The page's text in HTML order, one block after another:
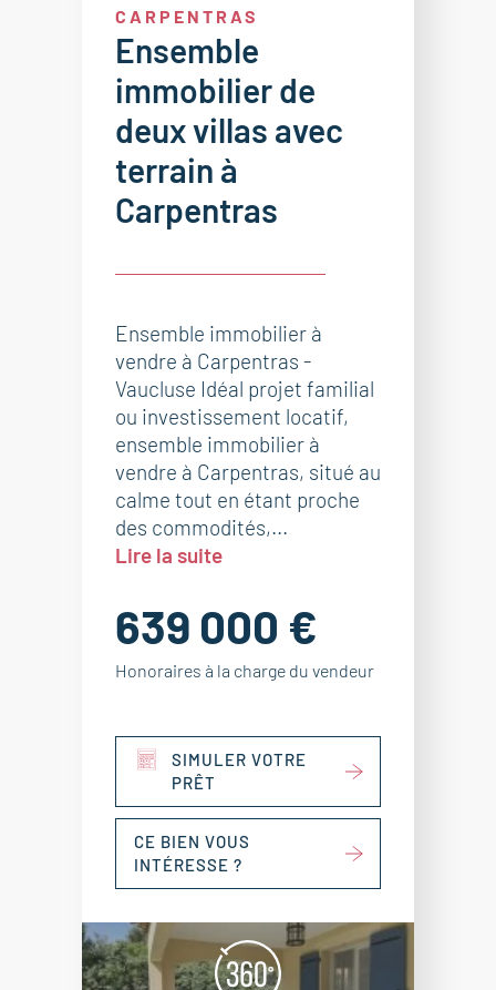
CARPENTRAS
Ensemble
immobilier de
deux villas avec
terrain à
Carpentras
Ensemble immobilier à
vendre à Carpentras -
Vaucluse Idéal projet familial
ou investissement locatif,
ensemble immobilier à
vendre à Carpentras, situé au
calme tout en étant proche
des commodités,...
Lire la suite
639 000 €
Honoraires à la charge du vendeur
SIMULER VOTRE
PRÊT
CE BIEN VOUS
INTÉRESSE ?